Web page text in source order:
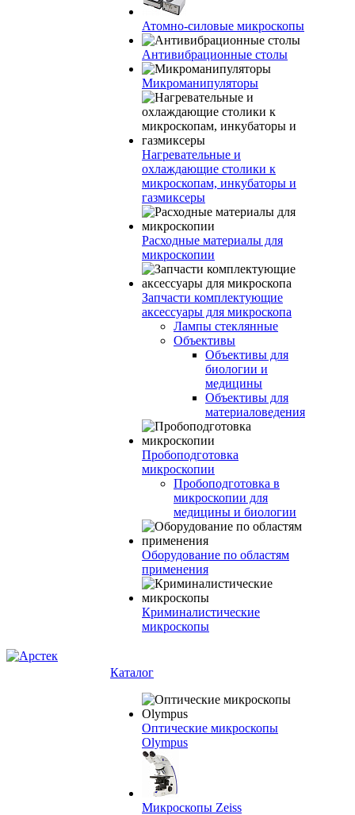
Атомно-силовые микроскопы
Антивибрационные столы
Микроманипуляторы
Нагревательные и
охлаждающие столики к
микроскопам, инкубаторы и
газмиксеры
Расходные материалы для
микроскопии
Запчасти комплектующие
аксессуары для микроскопа
Лампы стеклянные
Объективы
Объективы для
биологии и
медицины
Объективы для
материаловедения
Пробоподготовка
микроскопии
Пробоподготовка в
микроскопии для
медицины и биологии
Оборудование по областям
применения
Криминалистические
микроскопы
Каталог
Оптические микроскопы
Olympus
Микроскопы Zeiss